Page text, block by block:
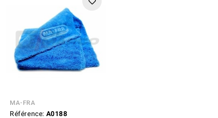
MA-FRA
Référence: A0188